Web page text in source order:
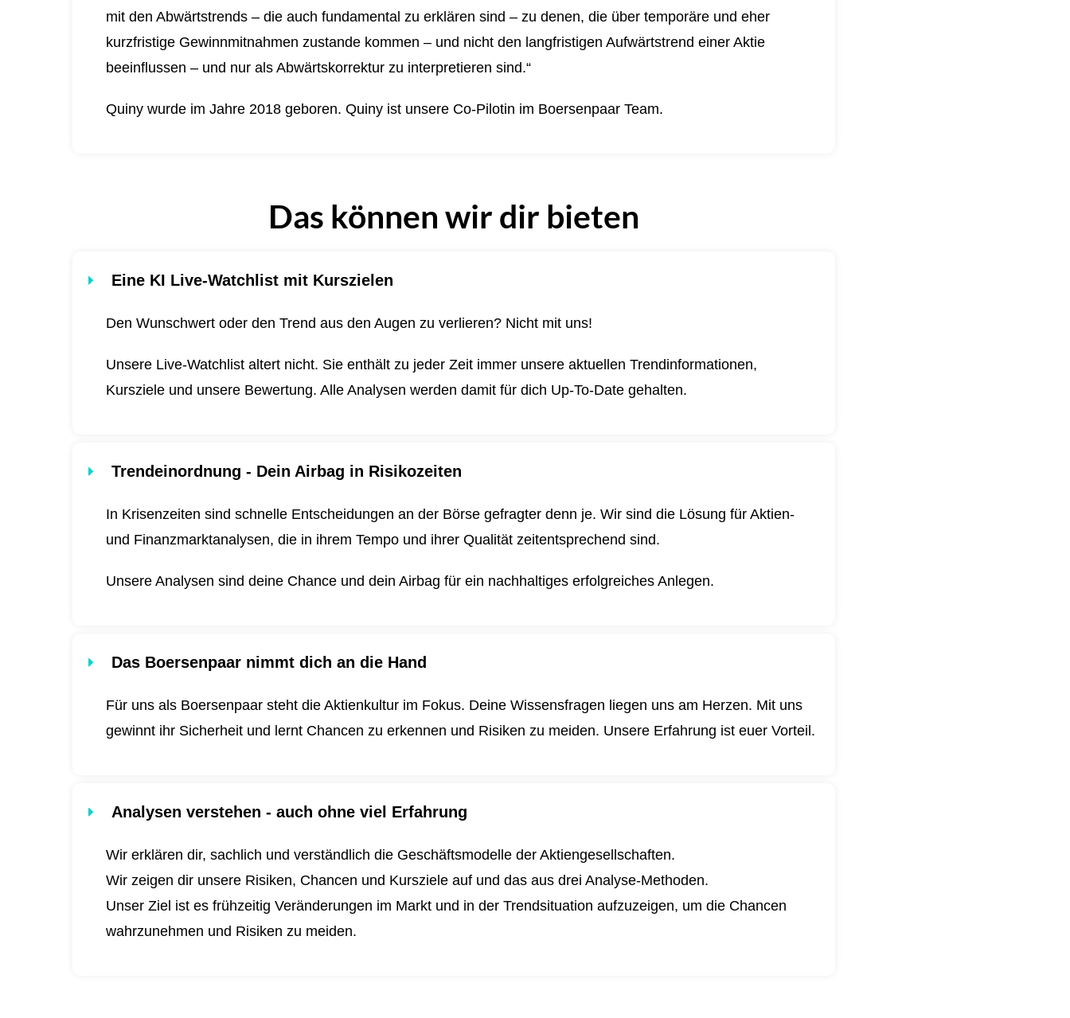
mit den Abwärtstrends – die auch fundamental zu erklären sind – zu denen, die über temporäre und eher
kurzfristige Gewinnmitnahmen zustande kommen – und nicht den langfristigen Aufwärtstrend einer Aktie
beeinflussen – und nur als Abwärtskorrektur zu interpretieren sind.“
Quiny wurde im Jahre 2018 geboren.Quiny ist unsere Co-Pilotin im Boersenpaar Team.
Das können wir dir bieten
Eine KI Live-Watchlist mit Kurszielen
Den Wunschwert oder den Trend aus den Augen zu verlieren? Nicht mit uns!
Unsere Live-Watchlist altert nicht. Sie enthält zu jeder Zeit immer unsere aktuellen Trendinformationen,
Kursziele und unsere Bewertung. Alle Analysen werden damit für dich Up-To-Date gehalten.
Trendeinordnung - Dein Airbag in Risikozeiten
In Krisenzeiten sind schnelle Entscheidungen an der Börse gefragter denn je. Wir sind die Lösung für Aktien-
und Finanzmarktanalysen, die in ihrem Tempo und ihrer Qualität zeitentsprechend sind.
Unsere Analysen sind deine Chance und dein Airbag für ein nachhaltiges erfolgreiches Anlegen.
Das Boersenpaar nimmt dich an die Hand
Für uns als Boersenpaar steht die Aktienkultur im Fokus. Deine Wissensfragen liegen uns am Herzen. Mit uns
gewinnt ihr Sicherheit und lernt Chancen zu erkennen und Risiken zu meiden. Unsere Erfahrung ist euer Vorteil.
Analysen verstehen - auch ohne viel Erfahrung
Wir erklären dir, sachlich und verständlich die Geschäftsmodelle der Aktiengesellschaften.
Wir zeigen dir unsere Risiken, Chancen und Kursziele auf und das aus drei Analyse-Methoden.
Unser Ziel ist es frühzeitig Veränderungen im Markt und in der Trendsituation aufzuzeigen, um die Chancen
wahrzunehmen und Risiken zu meiden.